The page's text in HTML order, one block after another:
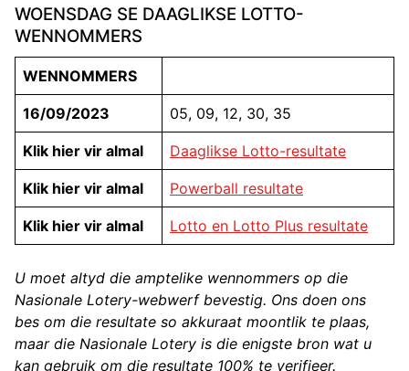
WOENSDAG SE DAAGLIKSE LOTTO-
WENNOMMERS
WENNOMMERS
16/09/2023 05, 09, 12, 30, 35
Klik hier vir almal Daaglikse Lotto-resultate
Klik hier vir almal Powerball resultate
Klik hier vir almal Lotto en Lotto Plus resultate
U moet altyd die amptelike wennommers op die
Nasionale Lotery-webwerf bevestig. Ons doen ons
bes om die resultate so akkuraat moontlik te plaas,
maar die Nasionale Lotery is die enigste bron wat u
kan gebruik om die resultate 100% te verifieer.